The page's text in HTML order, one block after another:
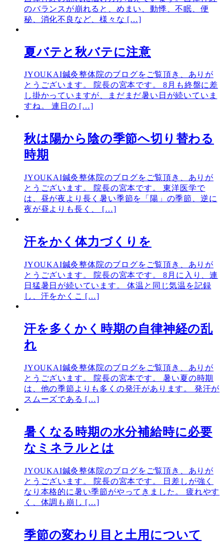
のバランスが崩れると、めまい、動悸、不眠、便
秘、消化不良など、様々な […]
夏バテと秋バテに注意
JYOUKAI鍼灸整体院のブログをご覧頂き、ありが
とうございます。 院長の宮本です。 8月も終盤に差
し掛かっていますが、まだまだ暑い日が続いていま
すね。 連日の […]
秋は陽から陰の季節へ切り替わる
時期
JYOUKAI鍼灸整体院のブログをご覧頂き、ありが
とうございます。 院長の宮本です。 東洋医学で
は、昼が夜より長く暑い季節を「陽」の季節、逆に
夜が昼よりも長く、 […]
汗をかく体力づくりを
JYOUKAI鍼灸整体院のブログをご覧頂き、ありが
とうございます。 院長の宮本です。 8月に入り、連
日猛暑日が続いています。 体温と同じ気温を記録
し、汗をかくこ […]
汗を多くかく時期の自律神経の乱
れ
JYOUKAI鍼灸整体院のブログをご覧頂き、ありが
とうございます。 院長の宮本です。 暑い夏の時期
は、他の季節よりも多くの発汗があります。 発汗が
スムーズである […]
暑くなる時期の水分補給時に必要
なミネラルとは
JYOUKAI鍼灸整体院のブログをご覧頂き、ありが
とうございます。 院長の宮本です。 日差しが強く
なり本格的に暑い季節がやってきました。 疲れやす
く、体調も崩し […]
季節の変わり目と土用について